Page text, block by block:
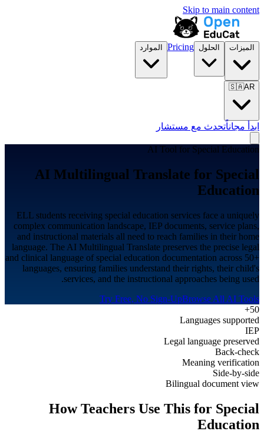
Skip to main content
الميزات الحلول Pricing الموارد
🇸🇦AR
ابدأ مجاناًتحدث مع مستشار
AI Tool for Special Education
AI Multilingual Translate for Special
Education
ELL students receiving special education services face a uniquely
complex communication landscape, IEP documents, service plans,
and instructional materials all need to reach families in their home
language. The AI Multilingual Translate preserves the precise legal
and clinical language of special education documentation across 50+
languages, ensuring families understand their rights, their child's
services, and the instructional approaches being used.
Try Free, No Sign-UpBrowse All AI Tools
50+
Languages supported
IEP
Legal language preserved
Back-check
Meaning verification
Side-by-side
Bilingual document view
How Teachers Use This for Special
Education